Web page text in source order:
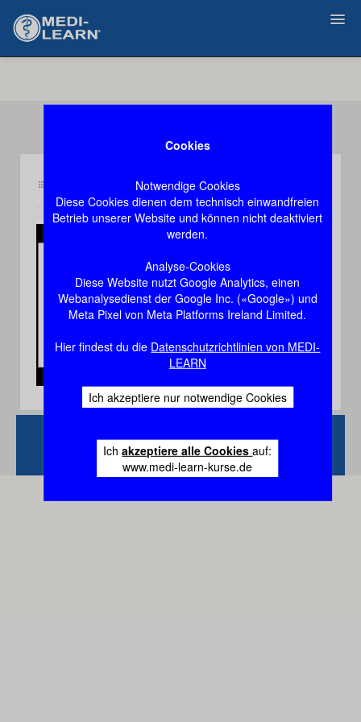
Cookies
Notwendige Cookies
Diese Cookies dienen dem technisch einwandfreien
Betrieb unserer Website und können nicht deaktiviert
werden.
Analyse-Cookies
Diese Website nutzt Google Analytics, einen
Webanalysedienst der Google Inc. («Google») und
Meta Pixel von Meta Platforms Ireland Limited.
Hier findest du die Datenschutzrichtlinien von MEDI-
LEARN
Ich akzeptiere nur notwendige Cookies
Ichakzeptiere alle Cookiesauf:
www.medi-learn-kurse.de
Demozugang, das Video stoppt nach 60 Sekunden
Video
Zurück
Vertrag
widerrufen